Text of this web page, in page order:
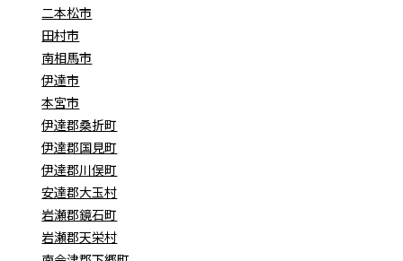
二本松市
田村市
南相馬市
伊達市
本宮市
伊達郡桑折町
伊達郡国見町
伊達郡川俣町
安達郡大玉村
岩瀬郡鏡石町
岩瀬郡天栄村